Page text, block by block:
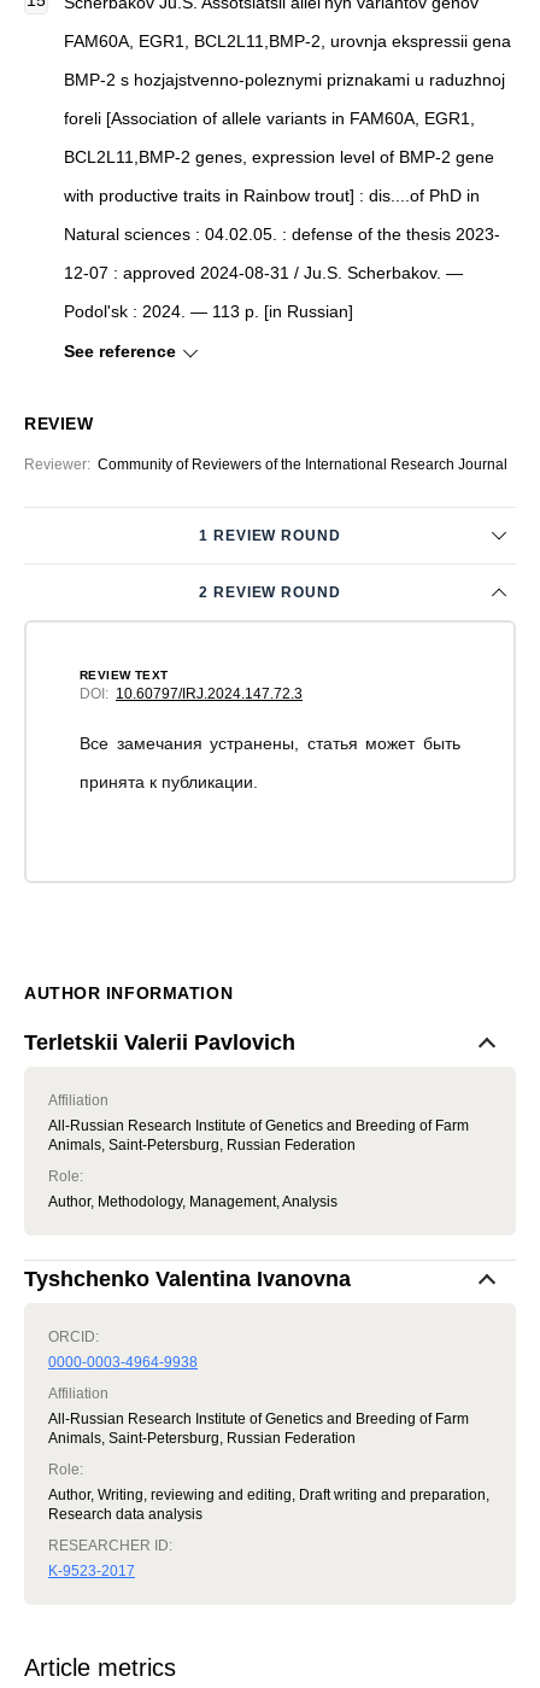
FAM60A, EGR1, BCL2L11,BMP-2, urovnja ekspressii gena
BMP-2 s hozjajstvenno-poleznymi priznakami u raduzhnoj
foreli [Association of allele variants in FAM60A, EGR1,
BCL2L11,BMP-2 genes, expression level of BMP-2 gene
with productive traits in Rainbow trout] : dis....of PhD in
Natural sciences : 04.02.05. : defense of the thesis 2023-
12-07 : approved 2024-08-31 / Ju.S. Scherbakov. —
Podol'sk : 2024. — 113 p. [in Russian]
See reference
REVIEW
Reviewer: Community of Reviewers of the International Research Journal
1 REVIEW ROUND
2 REVIEW ROUND
REVIEW TEXT
DOI: 10.60797/IRJ.2024.147.72.3
Все замечания устранены, статья может быть
принята к публикации.
AUTHOR INFORMATION
Terletskii Valerii Pavlovich
Affiliation
All-Russian Research Institute of Genetics and Breeding of Farm
Animals, Saint-Petersburg, Russian Federation
Role:
Author, Methodology, Management, Analysis
Tyshchenko Valentina Ivanovna
ORCID:
0000-0003-4964-9938
Affiliation
All-Russian Research Institute of Genetics and Breeding of Farm
Animals, Saint-Petersburg, Russian Federation
Role:
Author, Writing, reviewing and editing, Draft writing and preparation,
Research data analysis
RESEARCHER ID:
K-9523-2017
Article metrics